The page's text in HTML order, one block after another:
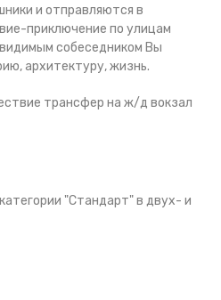
и отправляются в
приключение по улицам
собеседником Вы
архитектуру, жизнь.
трансфер на ж/д вокзал
"Стандарт" в двух- и